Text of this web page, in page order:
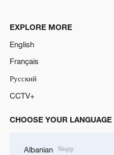
EXPLORE MORE
English
Français
Русский
CCTV+
CHOOSE YOUR LANGUAGE
Albanian Shqip